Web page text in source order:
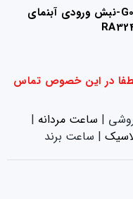
شعبه 2: تهران-ایران مال طبقه G0-نبش ورودی آبنمای
در این خصوص تماس
| ساعت مردانه |
| ساعت برند